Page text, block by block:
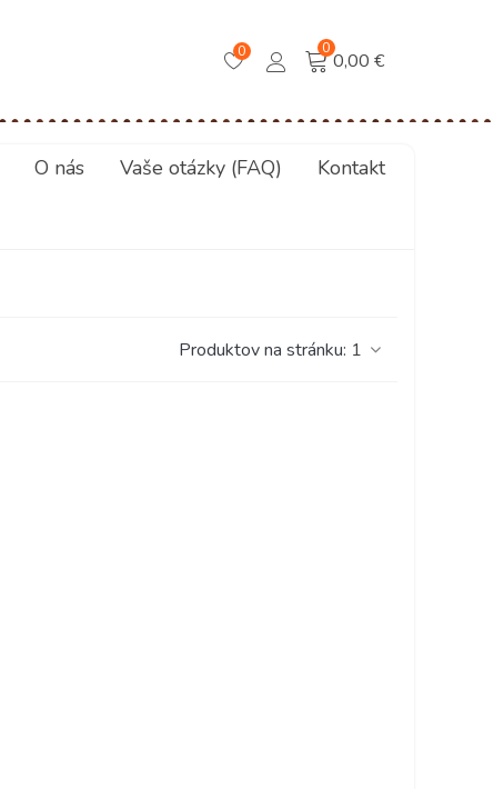
0 0
0,00 €
O nás Vaše otázky (FAQ) Kontakt
Produktov na stránku: 1